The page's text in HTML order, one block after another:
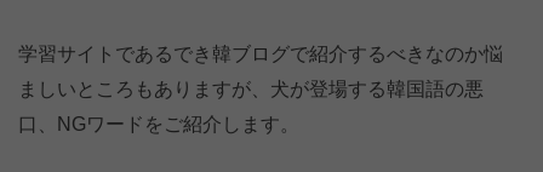
学習サイトであるでき韓ブログで紹介するべきなのか悩
ましいところもありますが、犬が登場する韓国語の悪
口、NGワードをご紹介します。